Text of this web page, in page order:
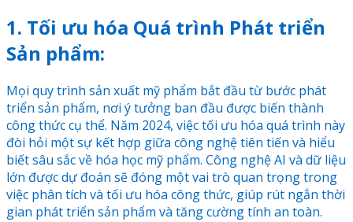
1. Tối ưu hóa Quá trình Phát triển
Sản phẩm:
Mọi quy trình sản xuất mỹ phẩm bắt đầu từ bước phát
triển sản phẩm, nơi ý tưởng ban đầu được biến thành
công thức cụ thể. Năm 2024, việc tối ưu hóa quá trình này
đòi hỏi một sự kết hợp giữa công nghệ tiên tiến và hiểu
biết sâu sắc về hóa học mỹ phẩm. Công nghệ AI và dữ liệu
lớn được dự đoán sẽ đóng một vai trò quan trọng trong
việc phân tích và tối ưu hóa công thức, giúp rút ngắn thời
gian phát triển sản phẩm và tăng cường tính an toàn.